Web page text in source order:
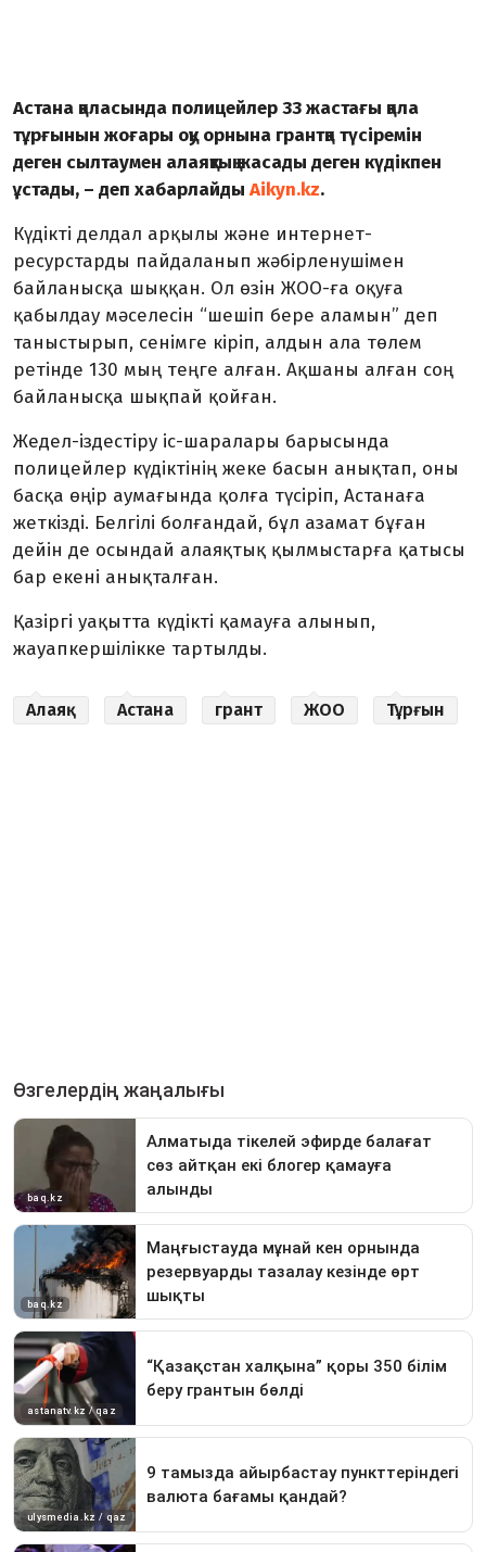
Астана қаласында полицейлер 33 жастағы қала
тұрғынын жоғары оқу орнына грантқа түсіремін
деген сылтаумен алаяқтық жасады деген күдікпен
ұстады, – деп хабарлайды Aikyn.kz.
Күдікті делдал арқылы және интернет-
ресурстарды пайдаланып жәбірленушімен
байланысқа шыққан. Ол өзін ЖОО-ға оқуға
қабылдау мәселесін “шешіп бере аламын” деп
таныстырып, сенімге кіріп, алдын ала төлем
ретінде 130 мың теңге алған. Ақшаны алған соң
байланысқа шықпай қойған.
Жедел-іздестіру іс-шаралары барысында
полицейлер күдіктінің жеке басын анықтап, оны
басқа өңір аумағында қолға түсіріп, Астанаға
жеткізді. Белгілі болғандай, бұл азамат бұған
дейін де осындай алаяқтық қылмыстарға қатысы
бар екені анықталған.
Қазіргі уақытта күдікті қамауға алынып,
жауапкершілікке тартылды.
Алаяқ Астана грант ЖОО Тұрғын